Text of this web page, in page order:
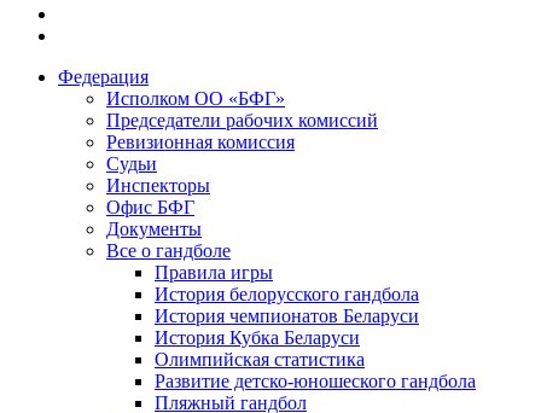
Федерация
Исполком ОО «БФГ»
Председатели рабочих комиссий
Ревизионная комиссия
Судьи
Инспекторы
Офис БФГ
Документы
Все о гандболе
Правила игры
История белорусского гандбола
История чемпионатов Беларуси
История Кубка Беларуси
Олимпийская статистика
Развитие детско-юношеского гандбола
Пляжный гандбол